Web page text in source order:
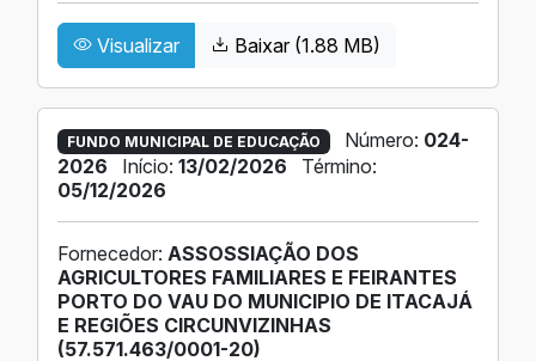
Visualizar Baixar (1.88 MB)
FUNDO MUNICIPAL DE EDUCAÇÃO Número: 024-
2026
Início: 13/02/2026
Término:
05/12/2026
Fornecedor: ASSOSSIAÇÃO DOS
AGRICULTORES FAMILIARES E FEIRANTES
PORTO DO VAU DO MUNICIPIO DE ITACAJÁ
E REGIÕES CIRCUNVIZINHAS
(57.571.463/0001-20)